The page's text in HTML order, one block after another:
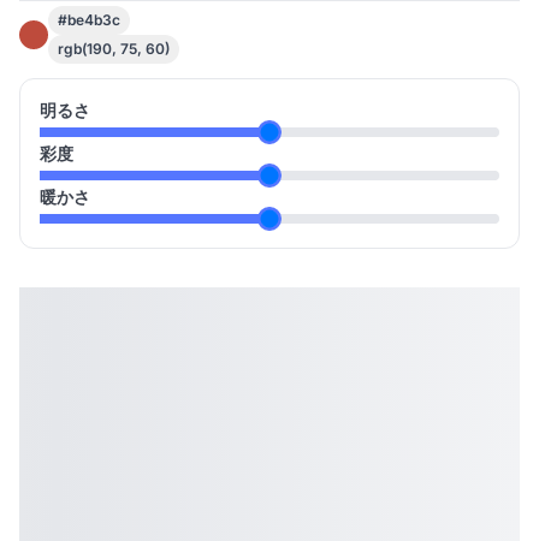
#be4b3c
rgb(190, 75, 60)
明るさ
彩度
暖かさ